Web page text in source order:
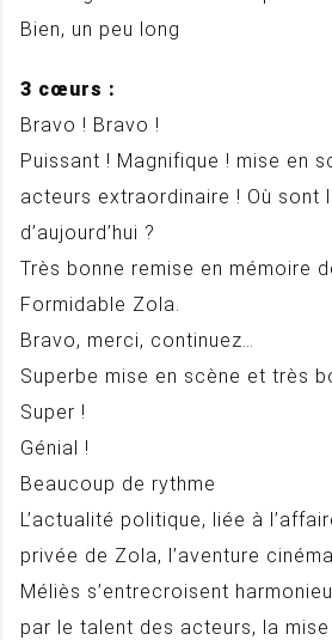
Bien, un peu long
3 cœurs :
Bravo ! Bravo !
Puissant ! Magnifique ! mise en
acteurs extraordinaire ! Où sont
d’aujourd’hui ?
Très bonne remise en mémoire
Formidable Zola.
Bravo, merci, continuez…
Superbe mise en scène et très
Super !
Génial !
Beaucoup de rythme
L’actualité politique, liée à
privée de Zola, l’aventure
Méliès s’entrecroisent
par le talent des acteurs, la